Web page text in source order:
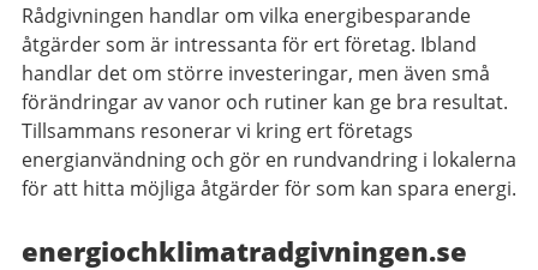
Rådgivningen handlar om vilka energibesparande
åtgärder som är intressanta för ert företag. Ibland
handlar det om större investeringar, men även små
förändringar av vanor och rutiner kan ge bra resultat.
Tillsammans resonerar vi kring ert företags
energianvändning och gör en rundvandring i lokalerna
för att hitta möjliga åtgärder för som kan spara energi.
energiochklimatradgivningen.se